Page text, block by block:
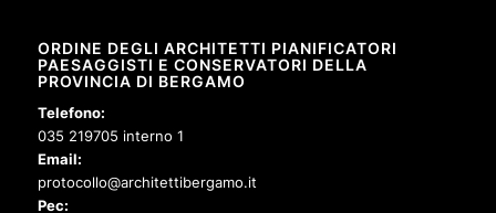
ORDINE DEGLI ARCHITETTI PIANIFICATORI
PAESAGGISTI E CONSERVATORI DELLA
PROVINCIA DI BERGAMO
Telefono:
035 219705 interno 1
Email:
protocollo@architettibergamo.it
Pec: